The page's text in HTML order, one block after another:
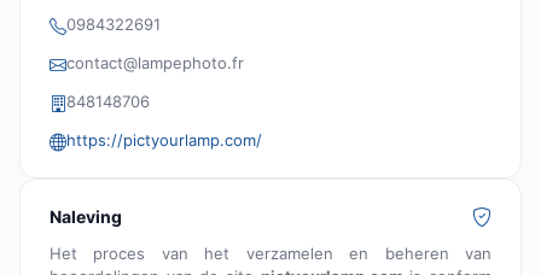
0984322691
contact@lampephoto.fr
848148706
https://pictyourlamp.com/
Naleving
Het proces van het verzamelen en beheren van